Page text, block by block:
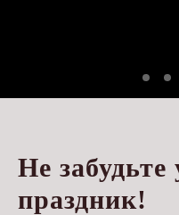
Не
праздник!